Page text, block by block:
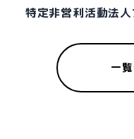
特定非営利活動法
一